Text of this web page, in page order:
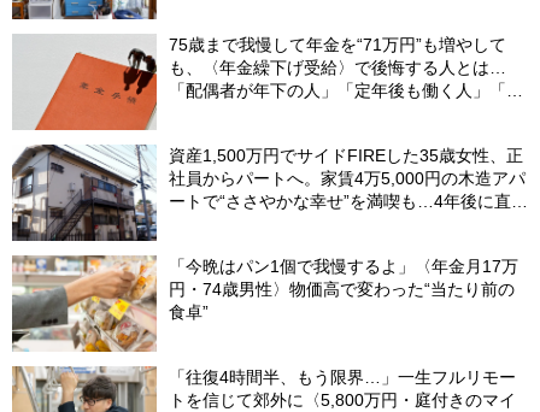
75歳まで我慢して年金を“71万円”も増やして
も、〈年金繰下げ受給〉で後悔する人とは…
「配偶者が年下の人」「定年後も働く人」「特
資産1,500万円でサイドFIREした35歳女性、正
社員からパートへ。家賃4万5,000円の木造アパ
ートで“ささやかな幸せ”を満喫も…4年後に直面
「今晩はパン1個で我慢するよ」〈年金月17万
円・74歳男性〉物価高で変わった“当たり前の
食卓”
「往復4時間半、もう限界…」一生フルリモー
トを信じて郊外に〈5,800万円・庭付きのマイ